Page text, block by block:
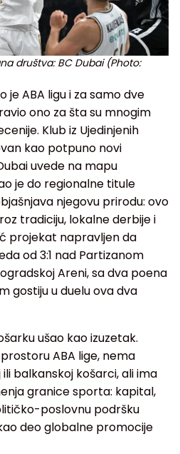
društva: BC Dubai (Photo:
je ABA ligu i za samo dve
ono za šta su mnogim
Klub iz Ujedinjenih
kao potpuno novi
uvede na mapu
je do regionalne titule
njegovu prirodu: ovo
tradiciju, lokalne derbije i
projekat napravljen da
od 3:1 nad Partizanom
Areni, sa dva poena
gostiju u duelu ova dva
ušao kao izuzetak.
ABA lige, nema
balkanskoj košarci, ali ima
granice sporta: kapital,
poslovnu podršku
deo globalne promocije